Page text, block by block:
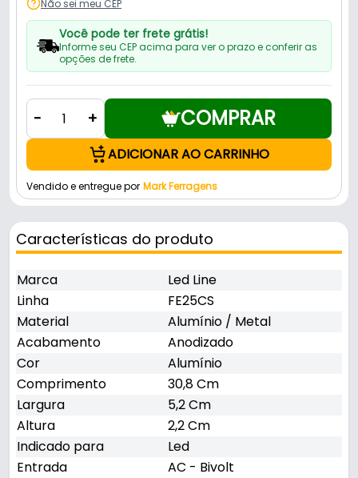
Não sei meu CEP
Você pode ter frete grátis!
Informe seu CEP acima para ver o prazo e conferir as
opções de frete.
- + COMPRAR
ADICIONAR AO CARRINHO
Vendido e entregue por Mark Ferragens
Características do produto
Marca
Led Line
Linha
FE25CS
Material
Alumínio / Metal
Acabamento
Anodizado
Cor
Alumínio
Comprimento
30,8 Cm
Largura
5,2 Cm
Altura
2,2 Cm
Indicado para
Led
Entrada
AC - Bivolt